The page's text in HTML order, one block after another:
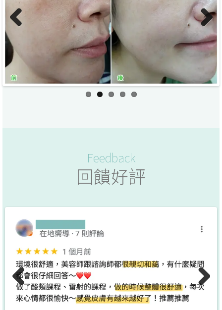
填補我的淚溝！微依美日式眼袋無痕術分享～終於來打
us
Next
Feedback
回饋好評
Previo
us
Next